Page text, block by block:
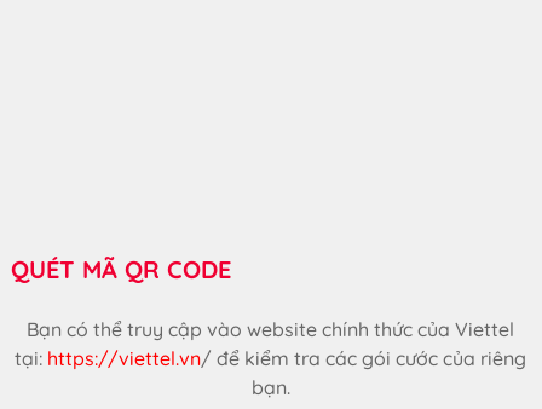
QUÉT MÃ QR CODE
Bạn có thể truy cập vào website chính thức của Viettel
tại: https://viettel.vn/ để kiểm tra các gói cước của riêng
bạn.